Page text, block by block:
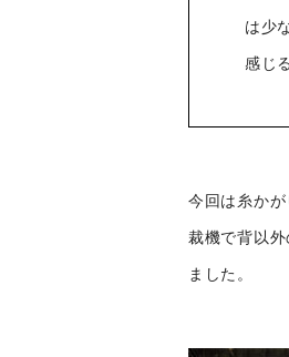
は少
感じ
今回は糸か
裁機で背以
ました。